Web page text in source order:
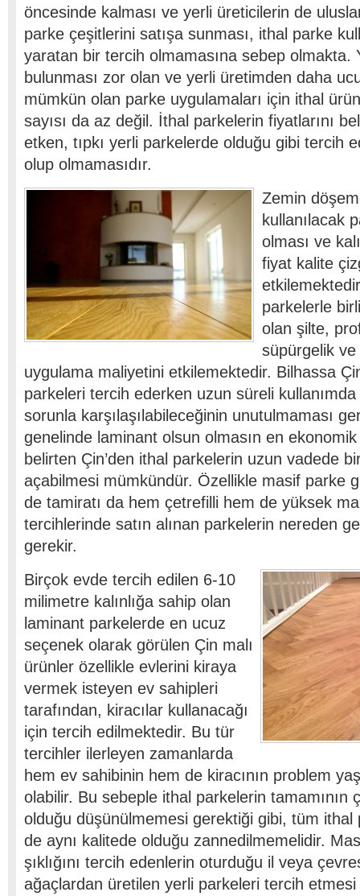
öncesinde kalması ve yerli üreticilerin de
parke çeşitlerini satışa sunması, ithal parke
yaratan bir tercih olmamasına sebep olmakta.
bulunması zor olan ve yerli üretimden daha
mümkün olan parke uygulamaları için ithal
sayısı da az değil. İthal parkelerin fiyatlarını
etken, tıpkı yerli parkelerde olduğu gibi tercih
olup olmamasıdır.
Zemin
kullanılacak
olması ve
fiyat kalite
parkelerle
olan şilte,
süpürgelik
uygulama maliyetini etkilemektedir. Bilhassa
parkeleri tercih ederken uzun süreli kullanımda
sorunla karşılaşılabileceğinin unutulmaması
genelinde laminant olsun olmasın en
belirten Çin’den ithal parkelerin uzun vadede
açabilmesi mümkündür. Özellikle masif parke
de tamiratı da hem çetrefilli hem de yüksek
tercihlerinde satın alınan parkelerin nereden
gerekir.
Birçok evde tercih edilen 6-10
milimetre kalınlığa sahip olan
laminant parkelerde en ucuz
seçenek olarak görülen Çin malı
ürünler özellikle evlerini kiraya
vermek isteyen ev sahipleri
tarafından, kiracılar kullanacağı
için tercih edilmektedir. Bu tür
tercihler ilerleyen zamanlarda
hem ev sahibinin hem de kiracının problem
olabilir. Bu sebeple ithal parkelerin tamamının
olduğu düşünülmemesi gerektiği gibi, tüm ithal
de aynı kalitede olduğu zannedilmemelidir.
şıklığını tercih edenlerin oturduğu il veya
ağaçlardan üretilen yerli parkeleri tercih